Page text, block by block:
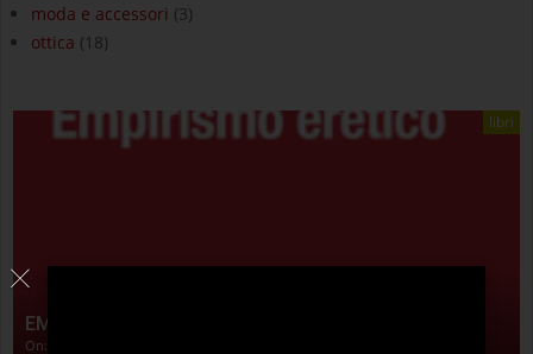
moda e accessori (3)
ottica (18)
libri
EMPIRISMO ERETICO
On: